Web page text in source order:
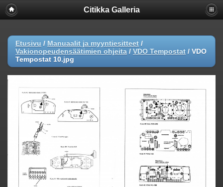
Citikka Galleria
Etusivu / Manuaalit ja myyntiesitteet /
Vakionopeudensäätimien ohjeita / VDO Tempostat / VDO
Tempostat 10.jpg